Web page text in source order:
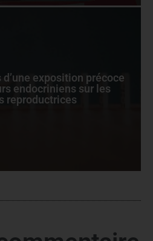
exposition précoce
endocriniens sur les
reproductrices